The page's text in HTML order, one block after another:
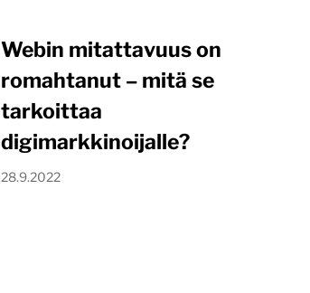
Webin mitattavuus on
romahtanut – mitä se
tarkoittaa
digimarkkinoijalle?
28.9.2022